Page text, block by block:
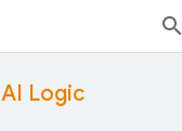
Logic